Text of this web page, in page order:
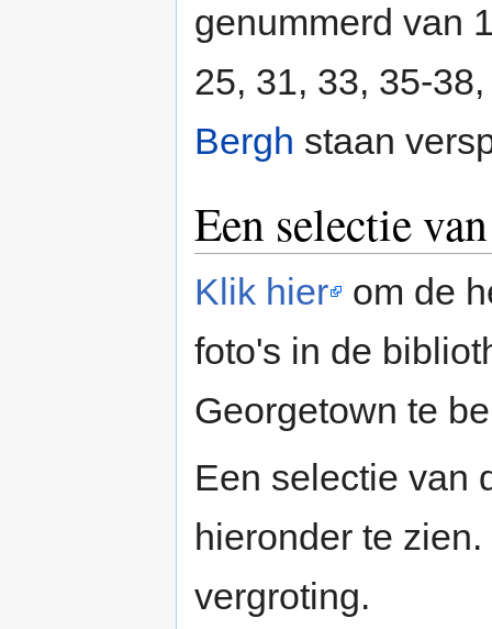
genummerd van
25, 31, 33, 35-
Bergh staan
Een selectie
Klik hier
om de
foto's in de
Georgetown te
Een selectie van
hieronder te
vergroting.